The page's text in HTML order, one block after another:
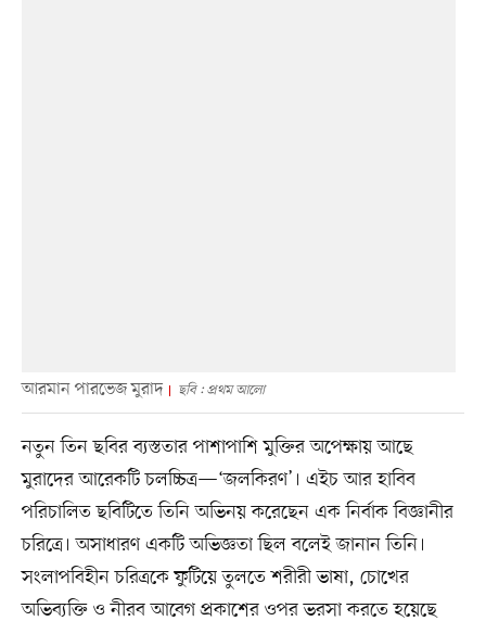
আরমান পারভেজ মুরাদ ছবি : প্রথম আলো
নতুন তিন ছবির ব্যস্ততার পাশাপাশি মুক্তির অপেক্ষায় আছে
মুরাদের আরেকটি চলচ্চিত্র—‘জলকিরণ’। এইচ আর হাবিব
পরিচালিত ছবিটিতে তিনি অভিনয় করেছেন এক নির্বাক বিজ্ঞানীর
চরিত্রে। অসাধারণ একটি অভিজ্ঞতা ছিল বলেই জানান তিনি।
সংলাপবিহীন চরিত্রকে ফুটিয়ে তুলতে শরীরী ভাষা, চোখের
অভিব্যক্তি ও নীরব আবেগ প্রকাশের ওপর ভরসা করতে হয়েছে